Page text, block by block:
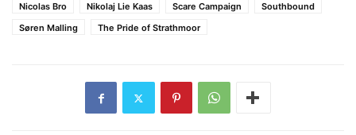
Nicolas Bro
Nikolaj Lie Kaas Scare Campaign
Southbound
Søren Malling
The Pride of Strathmoor